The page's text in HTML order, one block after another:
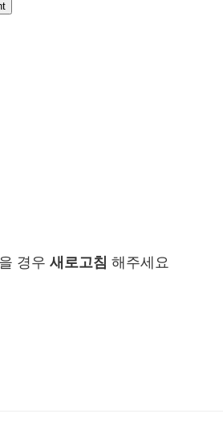
경우 새로고침 해주세요